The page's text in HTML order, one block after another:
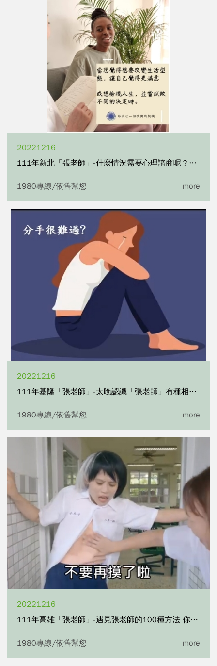
20221216
111年新北「張老師」-什麼情況需要心理諮商呢？（音樂版）
1980專線/依舊幫您
20221216
111年基隆「張老師」-太晚認識「張老師」有種相見恨晚的FU
1980專線/依舊幫您
20221216
111年高雄「張老師」-遇見張老師的100種方法 你以為的沒關係篇EP02
1980專線/依舊幫您